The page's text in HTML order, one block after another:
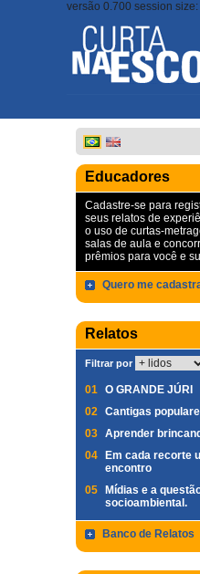
versão 0.700 session
Educadores
Cadastre-se para
seus relatos de
o uso de curtas-
salas de aula e
prêmios para você e
Quero me
Relatos
Filtrar por
01 O GRANDE JÚRI
02 Cantigas
03 Aprender
04
Em cada recorte
encontro
05
Mídias e a
socioambiental.
Banco de Relatos